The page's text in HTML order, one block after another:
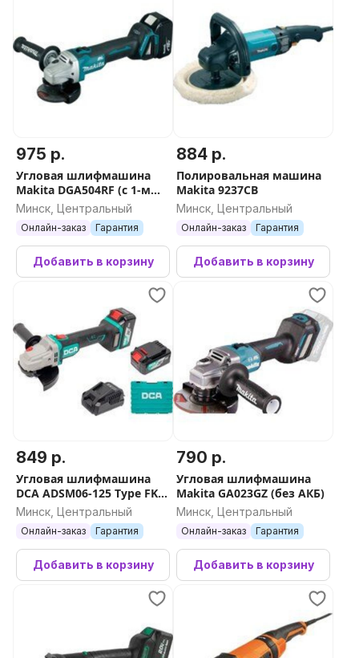
975 р.
Угловая шлифмашина
Makita DGA504RF (с 1-м
АКБ, кейс)
Минск, Центральный
Онлайн-заказ Гарантия
Добавить в корзину
884 р.
Полировальная машина
Makita 9237CB
Минск, Центральный
Онлайн-заказ Гарантия
Добавить в корзину
849 р.
Угловая шлифмашина
DCA ADSM06-125 Type FK
(с 2-мя АКБ, кейс)
Минск, Центральный
Онлайн-заказ Гарантия
Добавить в корзину
790 р.
Угловая шлифмашина
Makita GA023GZ (без АКБ)
Минск, Центральный
Онлайн-заказ Гарантия
Добавить в корзину